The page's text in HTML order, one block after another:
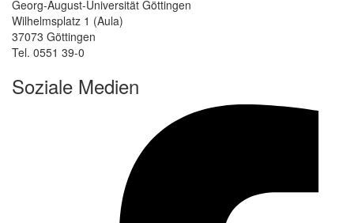
Georg-August-Universität Göttingen
Wilhelmsplatz 1 (Aula)
37073 Göttingen
Tel. 0551 39-0
Soziale Medien